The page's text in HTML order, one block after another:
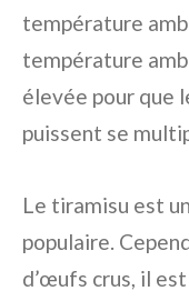
température
température
élevée pour que
puissent se
Le tiramisu est
populaire.
d’œufs crus, il